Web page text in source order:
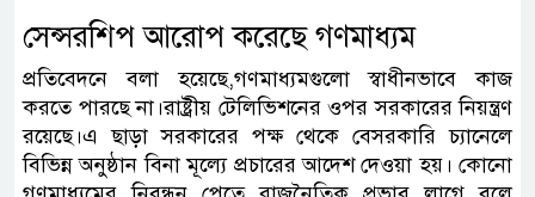
সেন্সরশিপ আরোপ করেছে গণমাধ্যম
প্রতিবেদনে বলা হয়েছে,গণমাধ্যমগুলো স্বাধীনভাবে কাজ
করতে পারছে না।রাষ্ট্রীয় টেলিভিশনের ওপর সরকারের নিয়ন্ত্রণ
রয়েছে।এ ছাড়া সরকারের পক্ষ থেকে বেসরকারি চ্যানেলে
বিভিন্ন অনুষ্ঠান বিনা মূল্যে প্রচারের আদেশ দেওয়া হয়। কোনো